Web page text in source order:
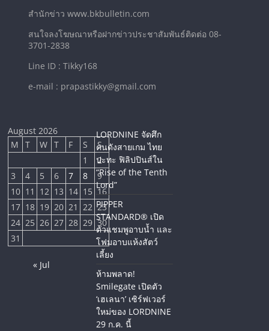
สำนักข่าว www.bkbulletin.com
สนใจลงโฆษณาหรือฝากข่าวประชาสัมพันธ์ติดต่อ 08-
3701-2838
Line ID : Tikky168
e-mail : prapastikky@gmail.com
August 2026
M
T W T F S
S
1
2
3
4 5 6 7 8
9
10 11 12 13 14 15 16
17 18 19 20 21 22 23
24 25 26 27 28 29 30
31
« Jul
LORDNINE จัดศึก
คนดังสายเกม ไทย
ปะทะ ฟิลิปปินส์ใน
“Rise of the Tenth
Lord”
PIPPER
STANDARD® เปิด
ตัวแชมพูอาบน้ำ และ
โฟมอาบแห้งสัตว์
เลี้ยง
ห้ามพลาด!
Smilegate เปิดตัว
‘เฮเลนา’ เซิร์ฟเวอร์
ใหม่ของ LORDNINE
29 ก.ค. นี้